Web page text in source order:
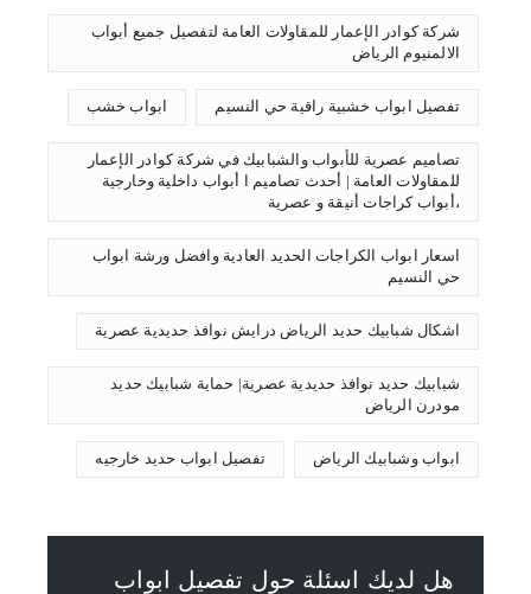
شركة كوادر الإعمار للمقاولات العامة لتفصيل جميع أبواب
الالمنيوم الرياض
ابواب خشب تفصيل ابواب خشبية راقية حي النسيم
تصاميم عصرية للأبواب والشبابيك في شركة كوادر الإعمار
للمقاولات العامة | أحدث تصاميم ا أبواب داخلية وخارجية
،أبواب كراجات أنيقة و عصرية
اسعار ابواب الكراجات الحديد العادية وافضل ورشة ابواب
حي النسيم
اشكال شبابيك حديد الرياض درايش نوافذ حديدية عصرية
شبابيك حديد نوافذ حديدية عصرية| حماية شبابيك حديد
مودرن الرياض
تفصيل ابواب حديد خارجيه ابواب وشبابيك الرياض
هل لديك اسئلة حول تفصيل ابواب